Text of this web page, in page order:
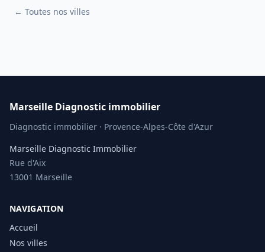
← Toutes nos villes
Marseille Diagnostic immobilier
Diagnostic immobilier · Provence-Alpes-Côte d'Azur
Marseille Diagnostic Immobilier
Rue d'Aix
13001 Marseille
NAVIGATION
Accueil
Nos villes